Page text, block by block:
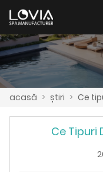
acasă > știri > Ce
Ce Tipuri